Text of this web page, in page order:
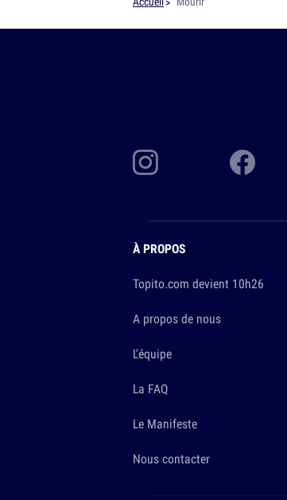
À PROPOS
Topito.com devient 10h26
A propos de nous
L'équipe
La FAQ
Le Manifeste
Nous contacter